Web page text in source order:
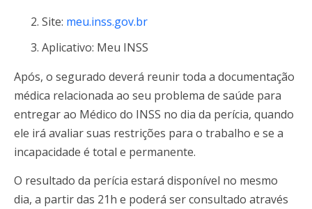
Site: meu.inss.gov.br
Aplicativo: Meu INSS
Após, o segurado deverá reunir toda a documentação
médica relacionada ao seu problema de saúde para
entregar ao Médico do INSS no dia da perícia, quando
ele irá avaliar suas restrições para o trabalho e se a
incapacidade é total e permanente.
O resultado da perícia estará disponível no mesmo
dia, a partir das 21h e poderá ser consultado através